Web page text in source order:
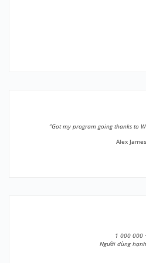
”Got my program going thanks to
Alex James
1 000 000
Người dùng